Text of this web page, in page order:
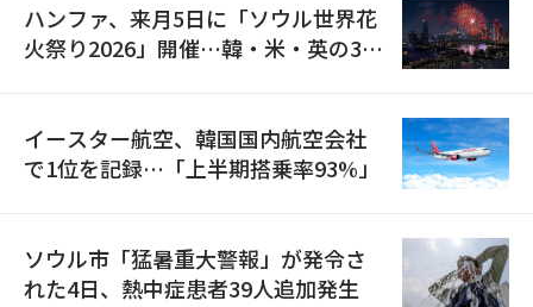
ハンファ、来月5日に「ソウル世界花
火祭り2026」開催…韓・米・英の3カ
イースター航空、韓国国内航空会社
で1位を記録…「上半期搭乗率93%」
ソウル市「猛暑重大警報」が発令さ
れた4日、熱中症患者39人追加発生